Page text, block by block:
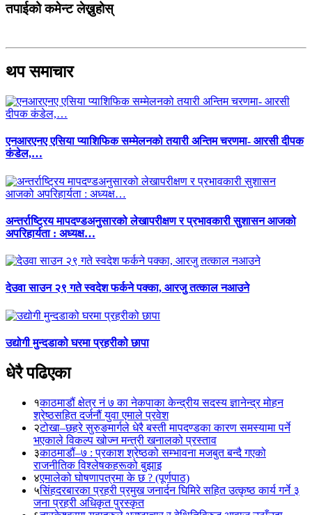
तपाईको कमेन्ट लेख्नुहोस्
थप समाचार
एनआरएनए एसिया प्याशिफिक सम्मेलनको तयारी अन्तिम चरणमा- आरसी दीपक
कंडेल,…
अन्तर्राष्ट्रिय मापदण्डअनुसारको लेखापरीक्षण र प्रभावकारी सुशासन आजको
अपरिहार्यता : अध्यक्ष…
देउवा साउन २९ गते स्वदेश फर्कने पक्का, आरजु तत्काल नआउने
उद्योगी मुन्दडाको घरमा प्रहरीको छापा
धेरै पढिएका
१काठमाडौं क्षेत्र नं ७ का नेकपाका केन्द्रीय सदस्य ज्ञानेन्द्र मोहन
श्रेष्ठसहित दर्जनौं युवा एमाले प्रवेश
२टोखा–छहरे सुरुङमार्गले धेरै बस्ती मापदण्डका कारण समस्यामा पर्ने
भएकाले विकल्प खोज्न मन्त्री खनालको प्रस्ताव
३काठमाडौं–७ : प्रकाश श्रेष्ठको सम्भावना मजबुत बन्दै गएको
राजनीतिक विश्लेषकहरूको बुझाइ
४एमालेको घोषणापत्रमा के छ ? (पूर्णपाठ)
५सिंहदरबारका प्रहरी प्रमुख जनार्दन घिमिरे सहित उत्कृष्ठ कार्य गर्ने ३
जना प्रहरी अधिकृत पुरस्कृत